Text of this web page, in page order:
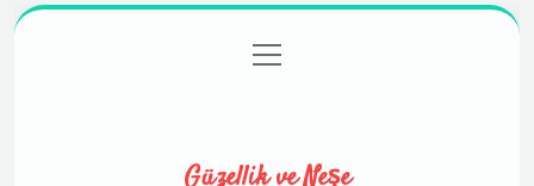
Gizlilik Politikası
menüyü
aç
Güzellik ve Neşe